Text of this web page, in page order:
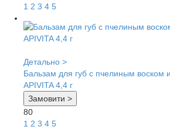
1 2 3 4 5
Детально >
Бальзам для губ с пчелиным воском
APIVITA 4,4 г
Замовити >
80
1 2 3 4 5